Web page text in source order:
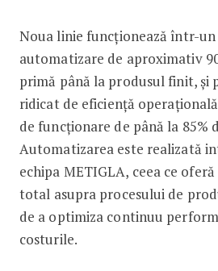
Noua linie funcționează într-un
automatizare de aproximativ
primă până la produsul finit, și
ridicat de eficiență
de funcționare de până la 85%
Automatizarea este realizată
echipa METIGLA, ceea ce
total asupra procesului de
de a optimiza continuu
costurile.